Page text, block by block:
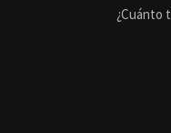
¿Cuánto